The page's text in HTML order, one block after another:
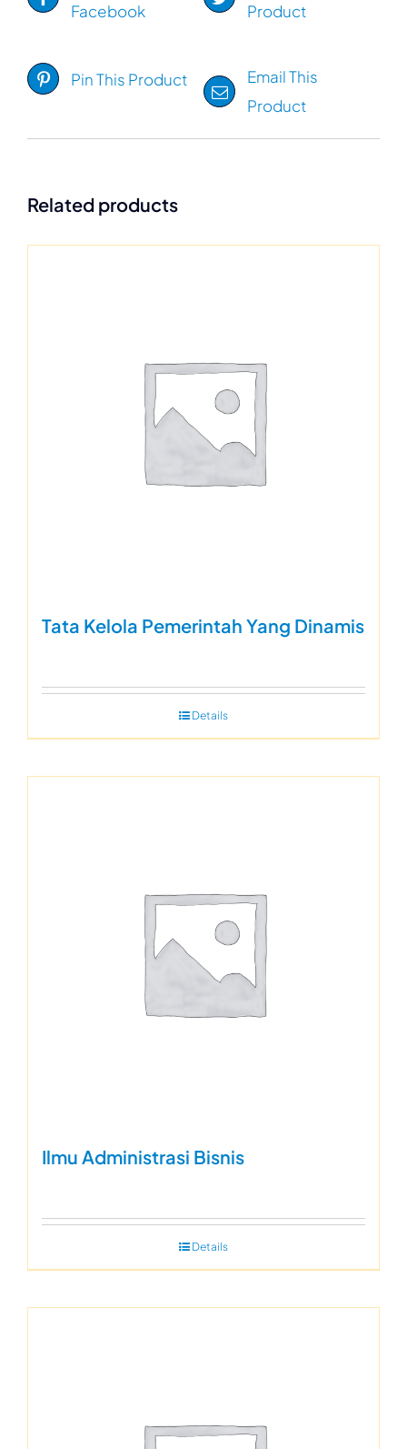
Facebook Product
Pin This Product
Email This
Product
Related products
Tata Kelola Pemerintah Yang Dinamis
Details
Ilmu Administrasi Bisnis
Details